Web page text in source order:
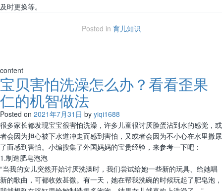
及时更换等。
Posted in 育儿知识
content
宝贝害怕洗澡怎么办？看看歪果
仁的机智做法
Posted on 2021年7月31日 by yiqi1688
很多家长都发现宝宝很害怕洗澡，许多儿童很讨厌脸蛋沾到水的感觉，或
者会因为担心被下水道冲走而感到害怕，又或者会因为不小心在水里撒尿
了而感到害怕。小编搜集了外国妈妈的宝贵经验，来参考一下吧：
1.制造肥皂泡泡
“当我的女儿突然开始讨厌洗澡时，我们尝试给她一些新的玩具、给她唱
新的歌曲，可都收效甚微。有一天，她在帮我洗碗的时候玩起了肥皂泡，